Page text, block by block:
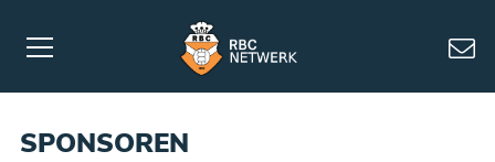
SPONSOREN